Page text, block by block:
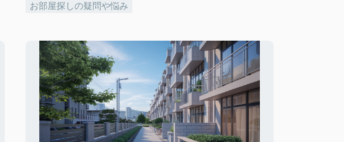
お部屋探しの疑問や悩み